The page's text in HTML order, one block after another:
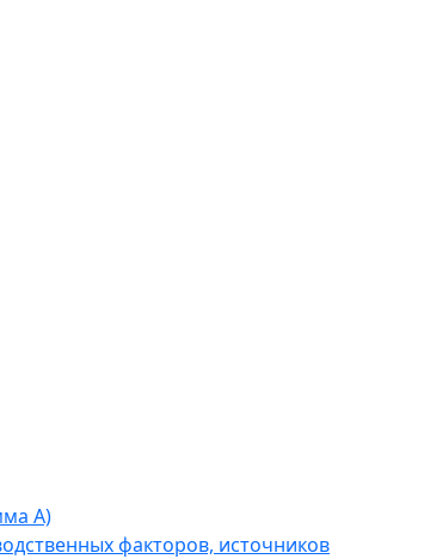
А)
факторов, источников